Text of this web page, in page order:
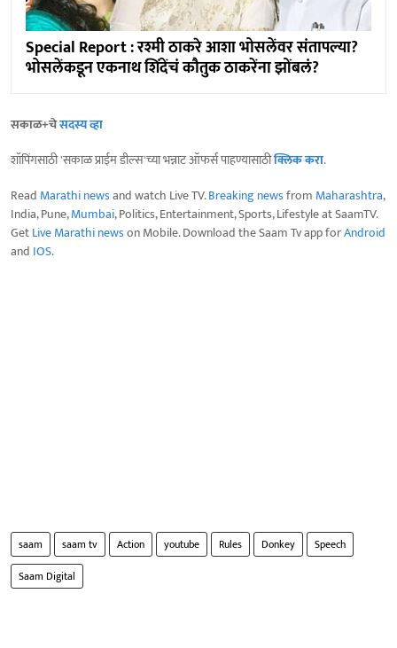
Special Report : रश्मी ठाकरे आशा भोसलेंवर संतापल्या?
भोसलेंकडून एकनाथ शिंदेंचं कौतुक ठाकरेंना झोंबलं?
सकाळ+चेसदस्य व्हा
शॉपिंगसाठी 'सकाळ प्राईम डील्स'च्या भन्नाट ऑफर्स पाहण्यासाठीक्लिक करा.
Read Marathi newsand watch Live TV.Breaking newsfrom Maharashtra,
India, Pune,Mumbai, Politics, Entertainment, Sports, Lifestyle at SaamTV.
GetLive Marathi newson Mobile. Download the Saam Tv app forAndroid
and IOS.
saam saam tv Action youtube Rules Donkey
Speech
Saam Digital